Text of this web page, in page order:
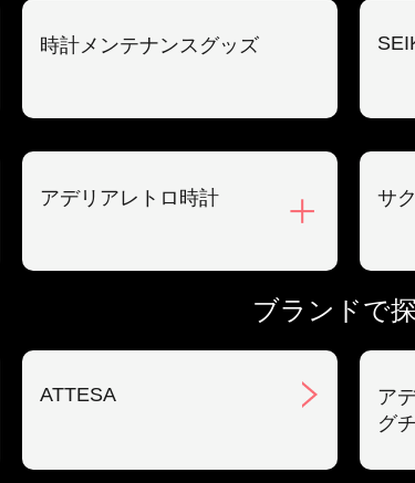
時計メンテナンスグッズ
アデリアレトロ時計 サ
ブランドで
ATTESA
ア
グ